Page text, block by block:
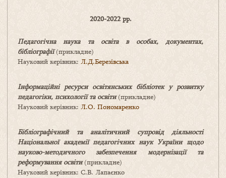
2020-2022 рр.
Педагогічна наука та освіта в особах, документах,
бібліографії(прикладне)
Науковий керівник: Л.Д.Березівська
Інформаційні ресурси освітянських бібліотек у розвитку
педагогіки, психології та освіти(прикладне)
Науковий керівник: Л.О. Пономаренко
Бібліографічний та аналітичний супровід діяльності
Національної академії педагогічних наук України щодо
науково-методичного забезпечення модернізації та
реформування освіти(прикладне)
Науковий керівник: С.В. Лапаєнко